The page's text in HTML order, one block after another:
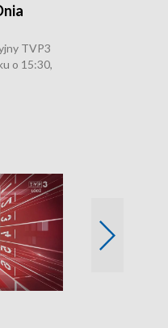
TVP3
o 15:30,